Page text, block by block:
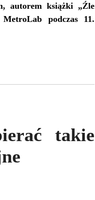
autorem książki „Źle
podczas 11.
takie